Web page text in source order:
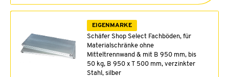
EIGENMARKE
Schäfer Shop Select Fachböden, für
Materialschränke ohne
Mitteltrennwand & mit B 950 mm, bis
50 kg, B 950 x T 500 mm, verzinkter
Stahl, silber